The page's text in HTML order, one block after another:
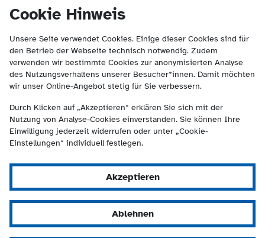
Cookie Hinweis
Unsere Seite verwendet Cookies. Einige dieser Cookies sind für
den Betrieb der Webseite technisch notwendig. Zudem
verwenden wir bestimmte Cookies zur anonymisierten Analyse
des Nutzungsverhaltens unserer Besucher*innen. Damit möchten
wir unser Online-Angebot stetig für Sie verbessern.
Durch Klicken auf „Akzeptieren“ erklären Sie sich mit der
Nutzung von Analyse-Cookies einverstanden. Sie können Ihre
Einwilligung jederzeit widerrufen oder unter „Cookie-
Einstellungen“ individuell festlegen.
Akzeptieren
Ablehnen
springen
(Kontakt und Suche) springen.